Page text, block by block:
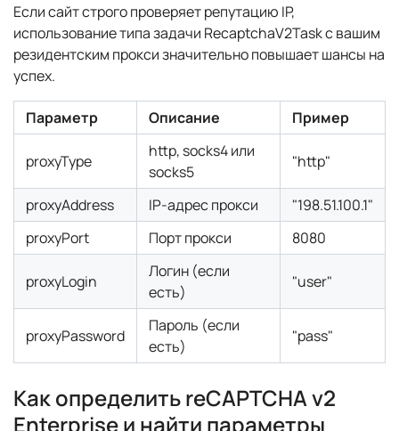
Если сайт строго проверяет репутацию IP,
использование типа задачи RecaptchaV2Task с вашим
резидентским прокси значительно повышает шансы на
успех.
Параметр Описание Пример
proxyType
http, socks4 или
socks5
"http"
proxyAddress IP-адрес прокси
"198.51.100.1"
proxyPort
Порт прокси 8080
proxyLogin
Логин (если
есть)
"user"
proxyPassword
Пароль (если
есть)
"pass"
Как определить reCAPTCHA v2
Enterprise и найти параметры